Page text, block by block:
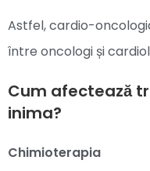
Astfel, cardio-
între oncologi și
Cum afectează
inima?
Chimioterapia